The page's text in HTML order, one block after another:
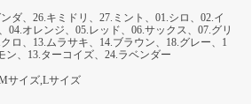
ダ、26.キミドリ、27.ミント、01.シロ、02.イ
04.オレンジ、05.レッド、06.サックス、07.グリ
ロ、13.ムラサキ、14.ブラウン、18.グレー、1
ン、13.ターコイズ、24.ラベンダー
サイズ,Lサイズ